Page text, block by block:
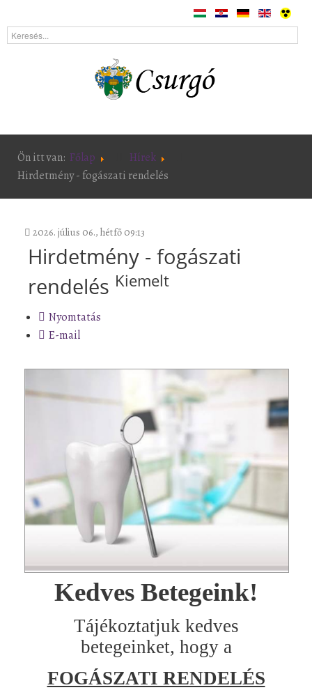
Ön itt van: Főlap
Hírek
Hirdetmény - fogászati rendelés
2026. július 06., hétfő 09:13
Hirdetmény - fogászati
rendelés Kiemelt
Nyomtatás
E-mail
Kedves Betegeink!
Tájékoztatjuk kedves
betegeinket, hogy a
FOGÁSZATI RENDELÉS